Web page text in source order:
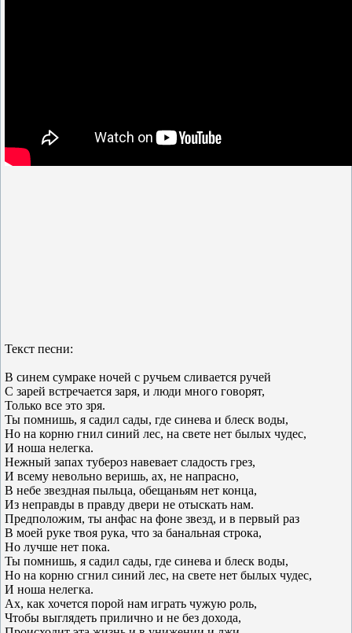
Текст песни:
В синем сумраке ночей с ручьем сливается ручей
С зарей встречается заря, и люди много говорят,
Только все это зря.
Ты помнишь, я садил сады, где синева и блеск воды,
Но на корню гнил синий лес, на свете нет былых чудес,
И ноша нелегка.
Нежный запах тубероз навевает сладость грез,
И всему невольно веришь, ах, не напрасно,
В небе звездная пыльца, обещаньям нет конца,
Из неправды в правду двери не отыскать нам.
Предположим, ты анфас на фоне звезд, и в первый раз
В моей руке твоя рука, что за банальная строка,
Но лучше нет пока.
Ты помнишь, я садил сады, где синева и блеск воды,
Но на корню сгнил синий лес, на свете нет былых чудес,
И ноша нелегка.
Ах, как хочется порой нам играть чужую роль,
Чтобы выглядеть прилично и не без дохода,